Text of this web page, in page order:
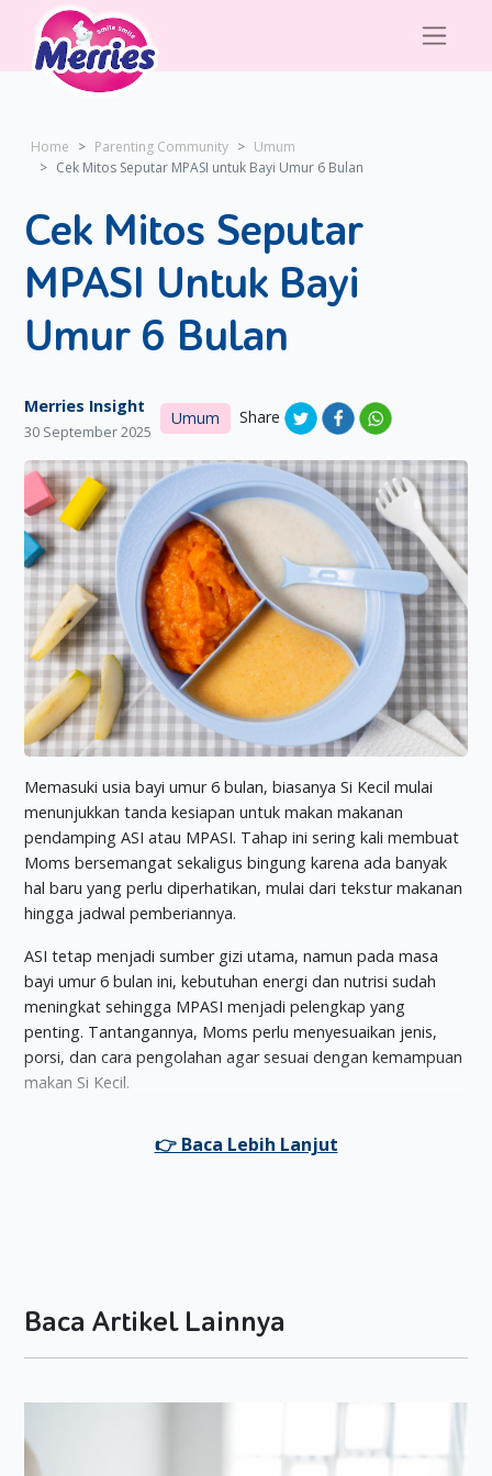
Home Parenting Community
Umum
Cek Mitos Seputar MPASI untuk Bayi Umur 6 Bulan
Cek Mitos Seputar
MPASI Untuk Bayi
Umur 6 Bulan
Merries Insight
30 September 2025
Umum Share
Memasuki usia bayi umur 6 bulan, biasanya Si Kecil mulai
menunjukkan tanda kesiapan untuk makan makanan
pendamping ASI atau MPASI. Tahap ini sering kali membuat
Moms bersemangat sekaligus bingung karena ada banyak
hal baru yang perlu diperhatikan, mulai dari tekstur makanan
hingga jadwal pemberiannya.
ASI tetap menjadi sumber gizi utama, namun pada masa
bayi umur 6 bulan ini, kebutuhan energi dan nutrisi sudah
meningkat sehingga MPASI menjadi pelengkap yang
penting. Tantangannya, Moms perlu menyesuaikan jenis,
porsi, dan cara pengolahan agar sesuai dengan kemampuan
makan Si Kecil.
juga harus menghadapi fase adaptasi Si Kecil yang mungkin
Nah, dalam perjalanan memberikan MPASI pada bayi umur 6
bulan, banyak sekali mitos yang beredar di sekitar kita.
Mitos-mitos ini bisa membuat Moms bingung bahkan
sudah terbantahkan oleh penelitian maupun ahli kesehatan.
1. MPASI Boleh Dimulai Sejak 4 Bulan
Baca Artikel Lainnya